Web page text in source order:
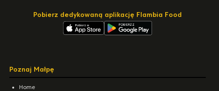
Pobierz dedykowaną aplikację Flambia Food
Poznaj Małpę
Home